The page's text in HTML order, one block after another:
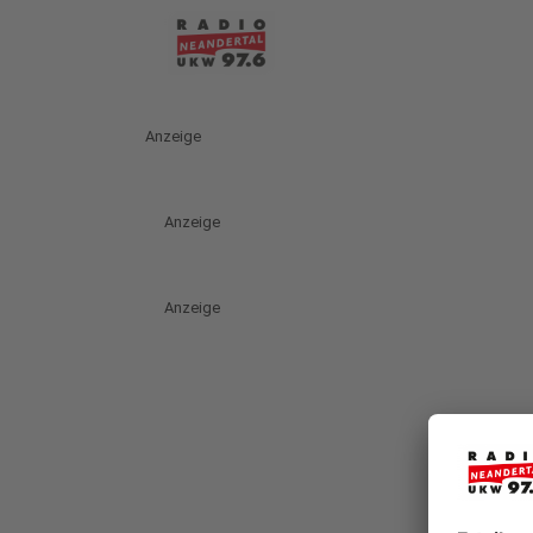
Anzeige
Anzeige
Anzeige